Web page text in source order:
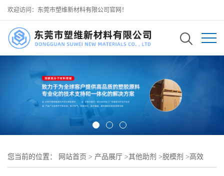
欢迎访问：东莞市塑维新材料有限公司官网！
您当前的位置： 网站首页 > 产品展厅 >其他助剂 >脱模剂 >高效